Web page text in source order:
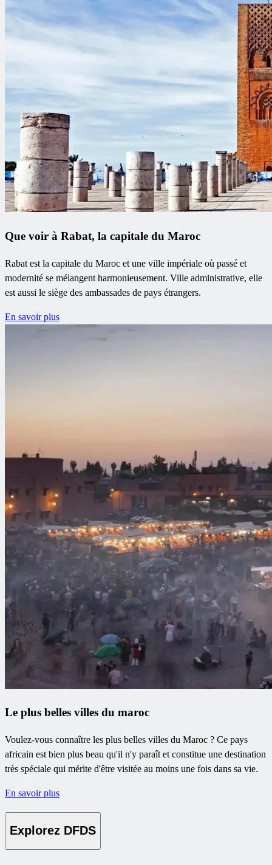
Que voir à Rabat, la capitale du Maroc
Rabat est la capitale du Maroc et une ville impériale où passé et
modernité se mélangent harmonieusement. Ville administrative, elle
est aussi le siège des ambassades de pays étrangers.
En savoir plus
Le plus belles villes du maroc
Voulez-vous connaître les plus belles villes du Maroc ? Ce pays
africain est bien plus beau qu'il n'y paraît et constitue une destination
très spéciale qui mérite d'être visitée au moins une fois dans sa vie.
En savoir plus
Explorez DFDS